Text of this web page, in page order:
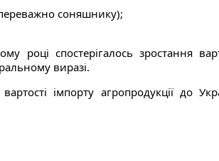
соняшнику);
році спостерігалось зростання
виразі.
імпорту агропродукції до